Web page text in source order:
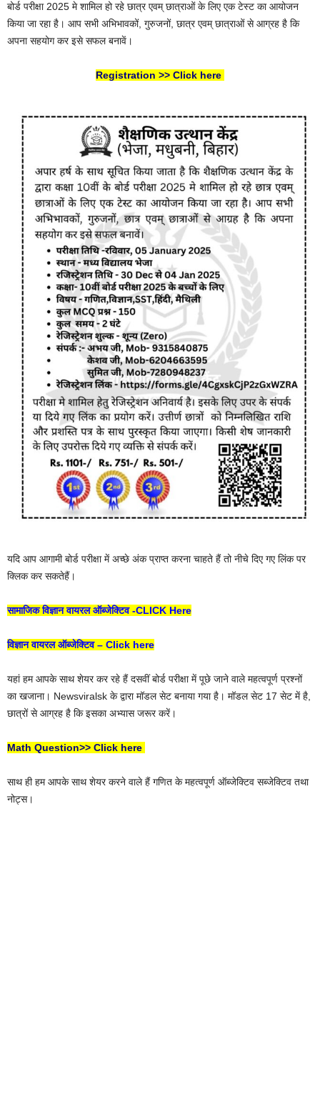
बोर्ड परीक्षा 2025 मे शामिल हो रहे छात्र एवम् छात्राओं के लिए एक टेस्ट का आयोजन
किया जा रहा है। आप सभी अभिभावकों, गुरुजनों, छात्र एवम् छात्राओं से आग्रह है कि
अपना सहयोग कर इसे सफल बनावें।
Registration >> Click here
यदि आप आगामी बोर्ड परीक्षा में अच्छे अंक प्राप्त करना चाहते हैं तो नीचे दिए गए लिंक पर
क्लिक कर सकतेहैं।
सामाजिक विज्ञान वायरल ऑब्जेक्टिव -CLICK Here
विज्ञान वायरल ऑब्जेक्टिव – Click here
यहां हम आपके साथ शेयर कर रहे हैं दसवीं बोर्ड परीक्षा में पूछे जाने वाले महत्वपूर्ण प्रश्नों
का खजाना। Newsviralsk के द्वारा मॉडल सेट बनाया गया है। मॉडल सेट 17 सेट में है,
छात्रों से आग्रह है कि इसका अभ्यास जरूर करें।
Math Question>> Click here
साथ ही हम आपके साथ शेयर करने वाले हैं गणित के महत्वपूर्ण ऑब्जेक्टिव सब्जेक्टिव तथा
नोट्स।